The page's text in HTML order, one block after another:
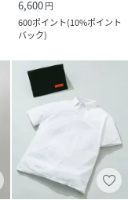
6,600円
600ポイント(10%ポイント
バック)